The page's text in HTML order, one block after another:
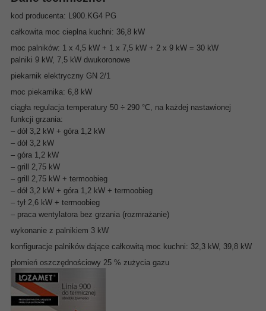
kod producenta: L900.KG4 PG
całkowita moc cieplna kuchni: 36,8 kW
moc palników: 1 x 4,5 kW + 1 x 7,5 kW + 2 x 9 kW = 30 kW
palniki 9 kW, 7,5 kW dwukoronowe
piekarnik elektryczny GN 2/1
moc piekarnika: 6,8 kW
ciągła regulacja temperatury 50 ÷ 290 °C, na każdej nastawionej
funkcji grzania:
– dół 3,2 kW + góra 1,2 kW
– dół 3,2 kW
– góra 1,2 kW
– grill 2,75 kW
– grill 2,75 kW + termoobieg
– dół 3,2 kW + góra 1,2 kW + termoobieg
– tył 2,6 kW + termoobieg
– praca wentylatora bez grzania (rozmrażanie)
wykonanie z palnikiem 3 kW
konfiguracje palników dające całkowitą moc kuchni: 32,3 kW, 39,8 kW
płomień oszczędnościowy 25 % zużycia gazu